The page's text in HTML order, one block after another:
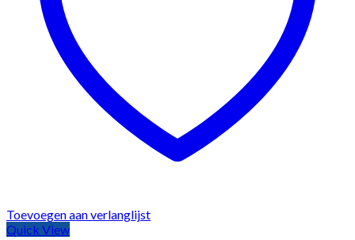
Toevoegen aan verlanglijst
Quick View